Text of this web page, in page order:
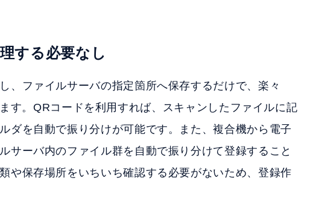
する必要なし
、ファイルサーバの指定箇所へ保存するだけで、楽々
す。QRコードを利用すれば、スキャンしたファイルに記
ダを自動で振り分けが可能です。また、複合機から電子
サーバ内のファイル群を自動で振り分けて登録すること
や保存場所をいちいち確認する必要がないため、登録作